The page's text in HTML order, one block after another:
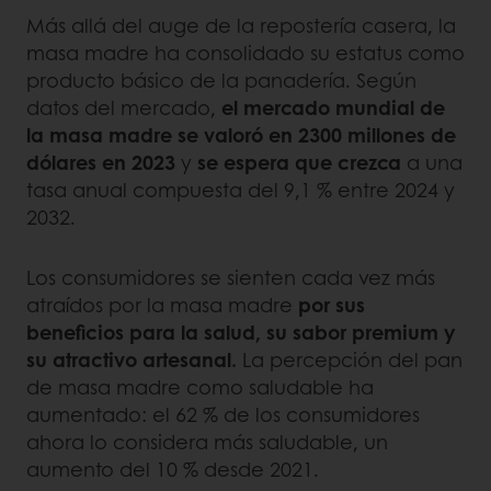
Más allá del auge de la repostería casera, la
masa madre ha consolidado su estatus como
producto básico de la panadería. Según
datos del mercado, el mercado mundial de
la masa madre se valoró en 2300 millones de
dólares en 2023 y se espera que crezca a una
tasa anual compuesta del 9,1 % entre 2024 y
2032.
Los consumidores se sienten cada vez más
atraídos por la masa madre por sus
beneficios para la salud, su sabor premium y
su atractivo artesanal. La percepción del pan
de masa madre como saludable ha
aumentado: el 62 % de los consumidores
ahora lo considera más saludable, un
aumento del 10 % desde 2021.